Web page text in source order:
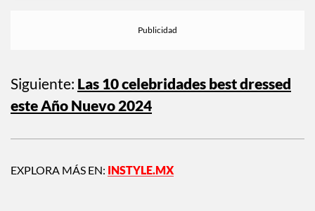
Siguiente: Las 10 celebridades best dressed
este Año Nuevo 2024
EXPLORA MÁS EN: INSTYLE.MX